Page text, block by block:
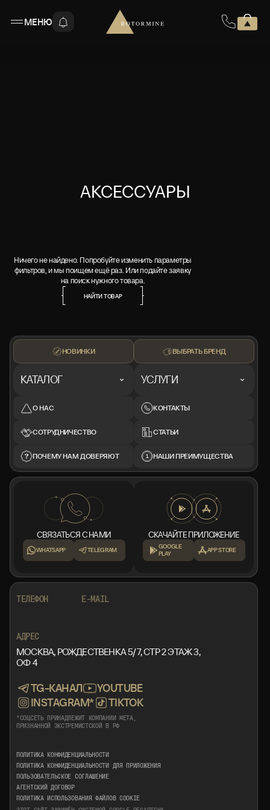
МЕНЮ
АКСЕССУАРЫ
Ничего не найдено. Попробуйте изменить параметры
фильтров, и мы поищем ещё раз. Или подайте заявку
на поиск нужного товара.
НАЙТИ ТОВАР
НОВИНКИ
КАТАЛОГ
О НАС
СОТРУДНИЧЕСТВО
ПОЧЕМУ НАМ ДОВЕРЯЮТ
ВЫБРАТЬ БРЕНД
УСЛУГИ
КОНТАКТЫ
СТАТЬИ
НАШИ ПРЕИМУЩЕСТВА
СВЯЗАТЬСЯ С НАМИ
WHATSAPP TELEGRAM
СКАЧАЙТЕ ПРИЛОЖЕНИЕ
GOOGLE
PLAY
APP STORE
ТЕЛЕФОН E-MAIL
АДРЕС
МОСКВА, РОЖДЕСТВЕНКА 5/7, СТР 2 ЭТАЖ 3,
ОФ 4
TG-КАНАЛ
YOUTUBE
INSTAGRAM*
TIKTOK
*СОЦСЕТЬ ПРИНАДЛЕЖИТ КОМПАНИИ META,
ПРИЗНАННОЙ ЭКСТРЕМИСТСКОЙ В РФ
ПОЛИТИКА КОНФИДЕНЦИАЛЬНОСТИ
ПОЛИТИКА КОНФИДЕНЦИАЛЬНОСТИ ДЛЯ ПРИЛОЖЕНИЯ
ПОЛЬЗОВАТЕЛЬСКОЕ СОГЛАШЕНИЕ
АГЕНТСКИЙ ДОГОВОР
ПОЛИТИКА ИСПОЛЬЗОВАНИЯ ФАЙЛОВ COOKIE